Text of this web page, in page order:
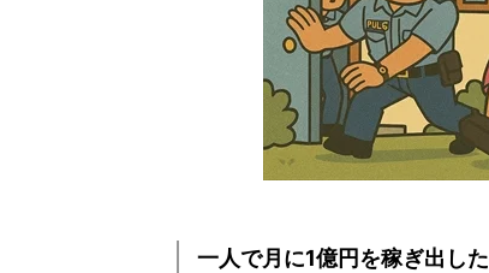
一人で月に1億円を稼ぎ出した